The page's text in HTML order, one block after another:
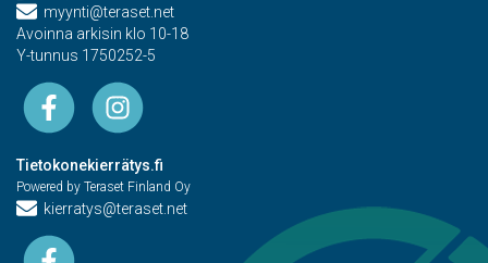
myynti@teraset.net
Avoinna arkisin klo 10-18
Y-tunnus 1750252-5
Tietokonekierrätys.fi
Powered by Teraset Finland Oy
kierratys@teraset.net